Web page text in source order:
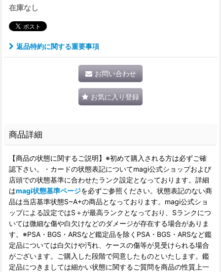
在庫なし
返品特約に関する重要事項
お問い合わせ
お気に入り登録
商品詳細
【商品の状態に関するご説明】※初めて購入される方は必ずご確
認下さい。・カードの状態表記についてmagi公式ショップおよび
店頭での状態基準に合わせたランク設定となっております。詳細
はmagi状態基準ページを必ずご参照ください。状態表記のない商
品は当店基準状態S~A+の商品となっております。magi公式ショ
ップによる設定ではS＋が最高ランクとなっており、Sランクにつ
いては微細な傷や白欠けなどのダメージが存在する場合がありま
す。※PSA・BGS・ARSなど鑑定品を除くPSA・BGS・ARSなど鑑
定品については白欠けや汚れ、ケースの傷等が見受けられる場合
がございます。ご購入した段階で同意したものといたします。鑑
定品につきましては細かい状態に関するご質問を商品の性質上一